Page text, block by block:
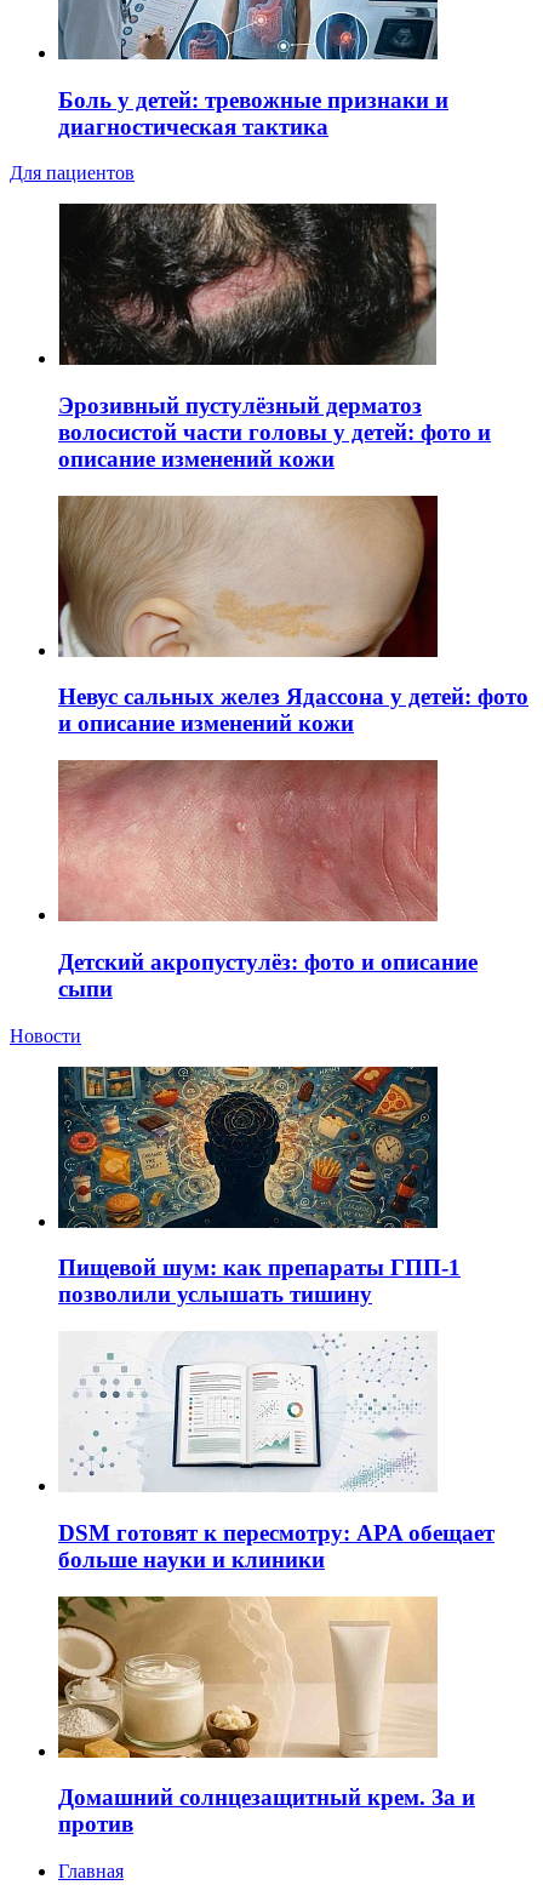
Боль у детей: тревожные признаки и
диагностическая тактика
Для пациентов
Эрозивный пустулёзный дерматоз
волосистой части головы у детей: фото и
описание изменений кожи
Невус сальных желез Ядассона у детей: фото
и описание изменений кожи
Детский акропустулёз: фото и описание
сыпи
Новости
Пищевой шум: как препараты ГПП-1
позволили услышать тишину
DSM готовят к пересмотру: APA обещает
больше науки и клиники
Домашний солнцезащитный крем. За и
против
Главная